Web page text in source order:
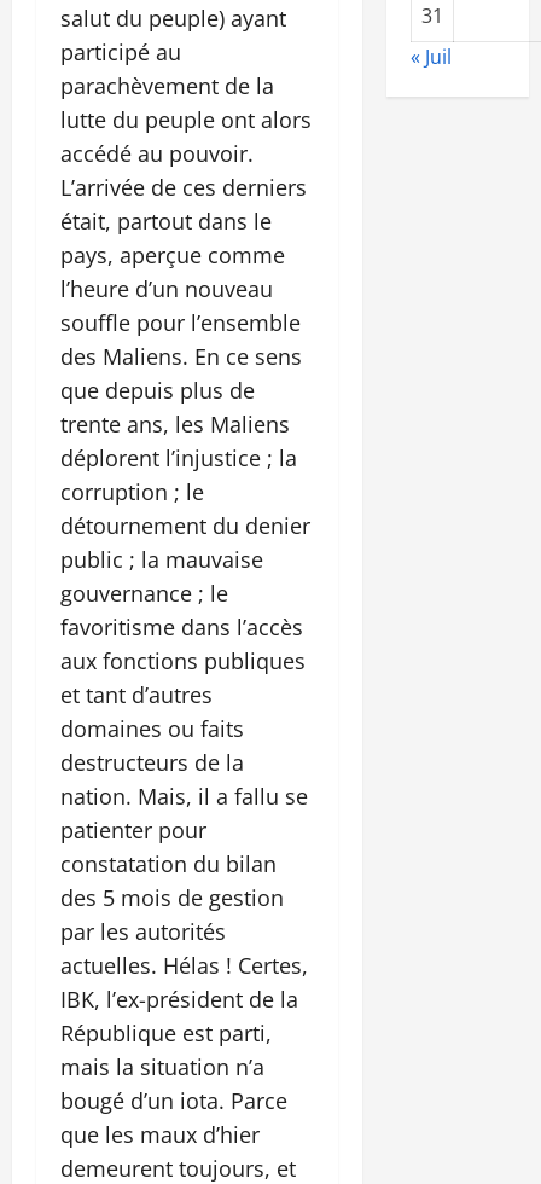
salut du peuple) ayant
participé au
parachèvement de la
lutte du peuple ont alors
accédé au pouvoir.
L’arrivée de ces derniers
était, partout dans le
pays, aperçue comme
l’heure d’un nouveau
souffle pour l’ensemble
des Maliens. En ce sens
que depuis plus de
trente ans, les Maliens
déplorent l’injustice ; la
corruption ; le
détournement du denier
public ; la mauvaise
gouvernance ; le
favoritisme dans l’accès
aux fonctions publiques
et tant d’autres
domaines ou faits
destructeurs de la
nation. Mais, il a fallu se
patienter pour
constatation du bilan
des 5 mois de gestion
par les autorités
actuelles. Hélas ! Certes,
IBK, l’ex-président de la
République est parti,
mais la situation n’a
bougé d’un iota. Parce
que les maux d’hier
demeurent toujours, et
31
« Juil